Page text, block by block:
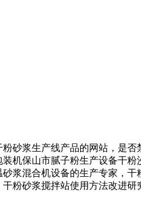
浆生产线产品的网站，是否
机保山市腻子粉生产设备干
浆混合机设备的生产专家，
粉砂浆搅拌站使用方法改进